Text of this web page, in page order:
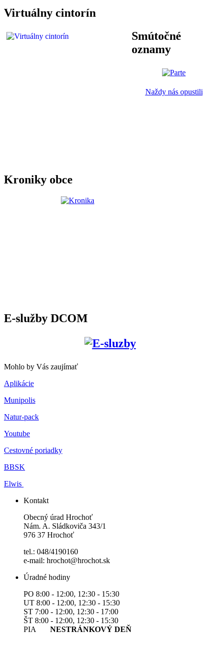
Virtuálny cintorín
Smútočné
oznamy
Naždy nás opustili
Kroniky obce
E-služby DCOM
Mohlo by Vás zaujímať
Aplikácie
Munipolis
Natur-pack
Youtube
Cestovné poriadky
BBSK
Elwis
Kontakt
Obecný úrad Hrochoť
Nám. A. Sládkoviča 343/1
976 37 Hrochoť
tel.: 048/4190160
e-mail: hrochot@hrochot.sk
Úradné hodiny
PO 8:00 - 12:00, 12:30 - 15:30
UT 8:00 - 12:00, 12:30 - 15:30
ST 7:00 - 12:00, 12:30 - 17:00
ŠT 8:00 - 12:00, 12:30 - 15:30
PIA NESTRÁNKOVÝ DEŇ